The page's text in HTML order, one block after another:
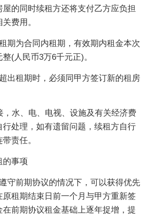
的同时续租方还将支付乙方应负担
费用。
期为合同内租期，有效期内租金本次
(人民币3万6千元正)。
出租期时，必须同甲方签订新的租房
，水、电、电视、设施及有关经济费
行处理，如有遗留问题，续租方自行
责任。
的事项
守前期协议的情况下，可以获得优先
原租期结束日前一个月与甲方重新签
前期协议租金基础上逐年捉增，提